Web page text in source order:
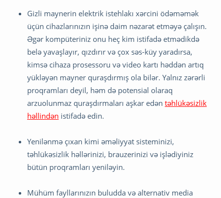
Gizli maynerin elektrik istehlakı xərcini ödəməmək
üçün cihazlarınızın işinə daim nəzarət etməyə çalışın.
Əgər kompüteriniz onu heç kim istifadə etmədikdə
belə yavaşlayır, qızdırır və çox səs-küy yaradırsa,
kimsə cihaza prosessoru və video kartı həddən artıq
yükləyən mayner quraşdırmış ola bilər. Yalnız zərərli
proqramları deyil, həm də potensial olaraq
arzuolunmaz quraşdırmaları aşkar edən təhlükəsizlik
həllindən istifadə edin.
Yenilənmə çıxan kimi əməliyyat sisteminizi,
təhlükəsizlik həllərinizi, brauzerinizi və işlədiyiniz
bütün proqramları yeniləyin.
Mühüm fayllarınızın buludda və alternativ media